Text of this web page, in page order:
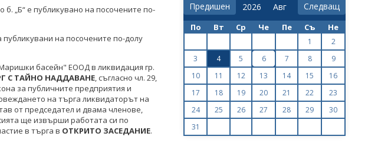
„Б“ е публикувано на посочените по-
на посочените по-долу
басейн" ЕООД в ликвидация гр.
С ТАЙНО НАДДАВАНЕ, съгласно чл. 29,
за публичните предприятия и
на търга ликвидаторът на
от председател и двама членове,
ще извърши работата си по
в търга в ОТКРИТО ЗАСЕДАНИЕ.
Предишен Следващ
По Вт Ср Че Пе Съ Не
1
2
3
4 5 6 7 8
9
10
11 12 13 14 15
16
17
18 19 20 21 22
23
24
25 26 27 28 29
30
31